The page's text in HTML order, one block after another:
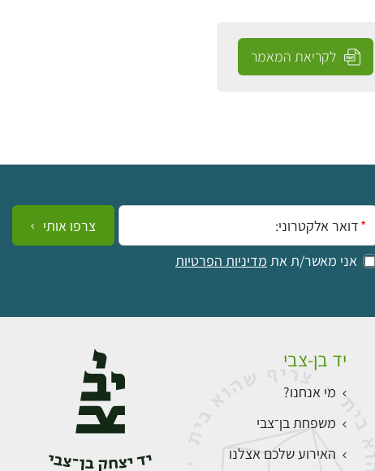
לקריאת המאמר
אני מאשר/ת את מדיניות הפרטיות
צרפו אותי
יד בן-צבי
מי אנחנו?
משפחת בן־צבי
האירוע שלכם אצלנו